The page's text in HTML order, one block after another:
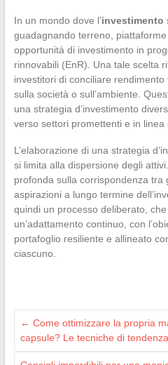
In un mondo dove l’investimento
guadagnando terreno,
opportunità di investimento in
rinnovabili (EnR). Una tale scelta
investitori di conciliare
sulla società o sull’ambiente.
una strategia d’investimento
verso settori promettenti e in linea
L’elaborazione di una strategia
si limita alla dispersione degli
profonda sulla corrispondenza tra
aspirazioni a lungo termine
quindi un processo deliberato,
un’adattamento continuo, con
portafoglio resiliente e allineato
ciascuno.
← Come ottimizzare la propria
capsule? Le tecniche di